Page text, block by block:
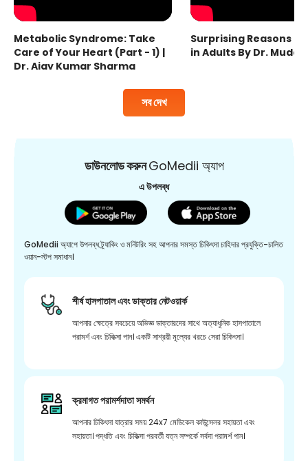
সব দেখ
Metabolic Syndrome: Take
Care of Your Heart (Part - 1) |
Dr. Ajay Kumar Sharma
Surprising Reasons
in Adults By Dr.
ডাউনলোড করুনGoMedii অ্যাপ
এ উপলব্ধ
GoMedii অ্যাপে উপলব্ধ ট্র্যাকিং ও মনিটরিং সহ আপনার সমস্ত চিকিৎসা চাহিদার প্রযুক্তি-চালিত
ওয়ান-স্টপ সমাধান।
শীর্ষ হাসপাতাল এবং ডাক্তার নেটওয়ার্ক
আপনার ক্ষেত্রে সবচেয়ে অভিজ্ঞ ডাক্তারদের সাথে অত্যাধুনিক হাসপাতালে
পরামর্শ এবং চিকিত্সা পান। একটি সাশ্রয়ী মূল্যের খরচে সেরা চিকিৎসা।
ক্রমাগত পরামর্শদাতা সমর্থন
আপনার চিকিৎসা যাত্রার সময় 24x7 মেডিকেল কাউন্সেলর সহায়তা এবং
সহায়তা। পদ্ধতি এবং চিকিত্সা পরবর্তী যত্ন সম্পর্কে সর্বদা পরামর্শ পান।